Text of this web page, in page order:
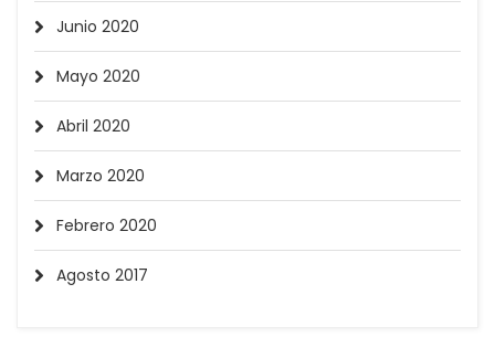
Junio 2020
Mayo 2020
Abril 2020
Marzo 2020
Febrero 2020
Agosto 2017